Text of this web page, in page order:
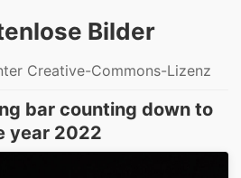
Bilder
Creative-Commons-Lizenz
bar counting down to
year 2022